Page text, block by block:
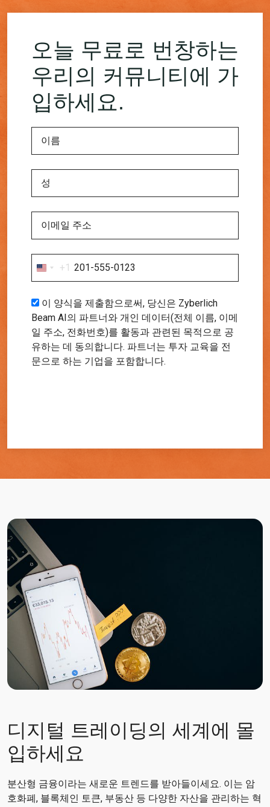
오늘 무료로 번창하는
우리의 커뮤니티에 가
입하세요.
United
States
+1
+1
이 양식을 제출함으로써, 당신은 Zyberlich
Beam AI의 파트너와 개인 데이터(전체 이름, 이메
일 주소, 전화번호)를 활동과 관련된 목적으로 공
유하는 데 동의합니다. 파트너는 투자 교육을 전
문으로 하는 기업을 포함합니다.
디지털 트레이딩의 세계에 몰
입하세요
분산형 금융이라는 새로운 트렌드를 받아들이세요. 이는 암
호화폐, 블록체인 토큰, 부동산 등 다양한 자산을 관리하는 혁